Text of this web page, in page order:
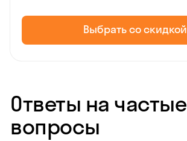
Выбрать со скидкой
Ответы на частые
вопросы